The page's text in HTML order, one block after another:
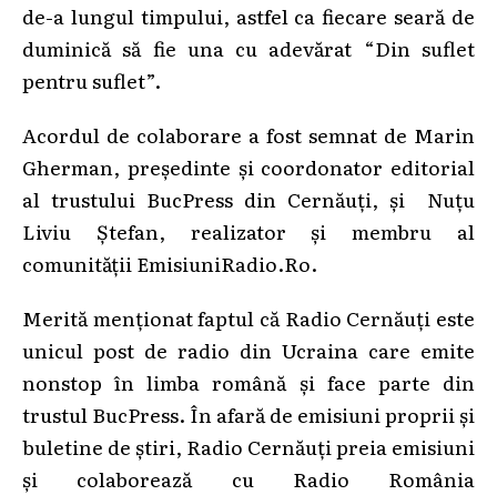
de-a lungul timpului, astfel ca fiecare seară de
duminică să fie una cu adevărat “Din suflet
pentru suflet”.
Acordul de colaborare a fost semnat de Marin
Gherman, președinte și coordonator editorial
al trustului BucPress din Cernăuți, și Nuțu
Liviu Ștefan, realizator și membru al
comunității EmisiuniRadio.Ro.
Merită menționat faptul că Radio Cernăuți este
unicul post de radio din Ucraina care emite
nonstop în limba română și face parte din
trustul BucPress. În afară de emisiuni proprii și
buletine de știri, Radio Cernăuți preia emisiuni
și colaborează cu Radio România